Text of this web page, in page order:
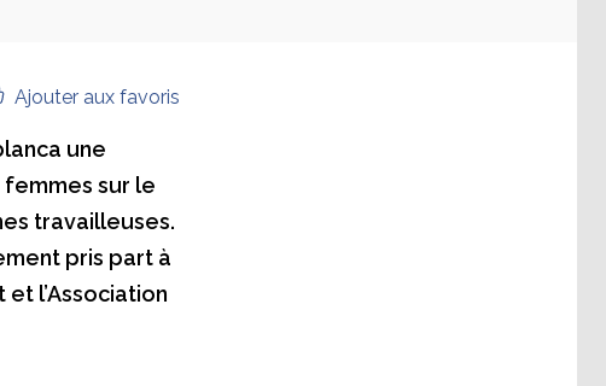
Ajouter aux favoris
une
sur le
travailleuses.
pris part à
l’Association